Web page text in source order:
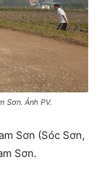
Sơn. Ảnh PV.
Sơn (Sóc Sơn,
Sơn.